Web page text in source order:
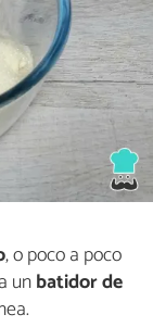
, o poco a poco
unbatidor de